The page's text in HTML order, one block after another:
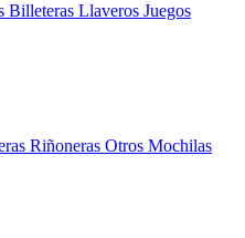
Billeteras Llaveros Juegos
Riñoneras Otros Mochilas